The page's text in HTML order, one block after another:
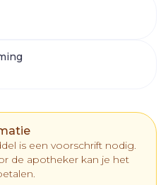
is een voorschrift nodig.
de apotheker kan je het